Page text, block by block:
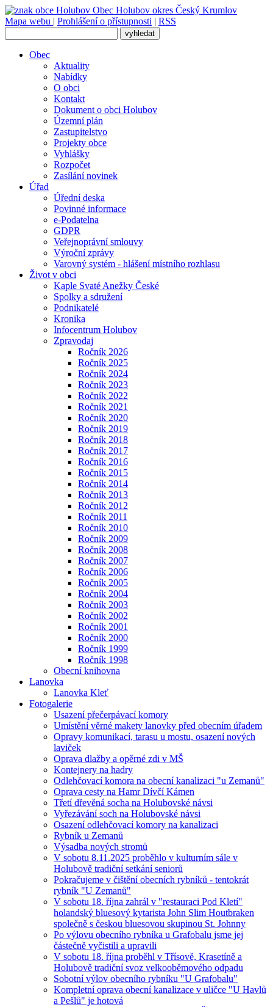
Obec Holubov okres Český Krumlov
Mapa webu | Prohlášení o přístupnosti | RSS
Obec
Aktuality
Nabídky
O obci
Kontakt
Dokument o obci Holubov
Územní plán
Zastupitelstvo
Projekty obce
Vyhlášky
Rozpočet
Zasílání novinek
Úřad
Úřední deska
Povinné informace
e-Podatelna
GDPR
Veřejnoprávní smlouvy
Výroční zprávy
Varovný systém - hlášení místního rozhlasu
Život v obci
Kaple Svaté Anežky České
Spolky a sdružení
Podnikatelé
Kronika
Infocentrum Holubov
Zpravodaj
Ročník 2026
Ročník 2025
Ročník 2024
Ročník 2023
Ročník 2022
Ročník 2021
Ročník 2020
Ročník 2019
Ročník 2018
Ročník 2017
Ročník 2016
Ročník 2015
Ročník 2014
Ročník 2013
Ročník 2012
Ročník 2011
Ročník 2010
Ročník 2009
Ročník 2008
Ročník 2007
Ročník 2006
Ročník 2005
Ročník 2004
Ročník 2003
Ročník 2002
Ročník 2001
Ročník 2000
Ročník 1999
Ročník 1998
Obecní knihovna
Lanovka
Lanovka Kleť
Fotogalerie
Usazení přečerpávací komory
Umístění věrné makety lanovky před obecním úřadem
Opravy komunikací, tarasu u mostu, osazení nových
laviček
Oprava dlažby a opěrné zdi v MŠ
Kontejnery na hadry
Odlehčovací komora na obecní kanalizaci "u Zemanů"
Oprava cesty na Hamr Dívčí Kámen
Třetí dřevěná socha na Holubovské návsi
Vyřezávání soch na Holubovské návsi
Osazení odlehčovací komory na kanalizaci
Rybník u Zemanů
Výsadba nových stromů
V sobotu 8.11.2025 proběhlo v kulturním sále v
Holubově tradiční setkání seniorů
Pokračujeme v čištění obecních rybníků - tentokrát
rybník "U Zemanů"
V sobotu 18. října zahrál v "restauraci Pod Kletí"
holandský bluesový kytarista John Slim Houtbraken
společně s českou bluesovou skupinou St. Johnny
Po výlovu obecního rybníka u Grafobalu jsme jej
částečně vyčistili a upravili
V sobotu 18. října proběhl v Třísově, Krasetíně a
Holubově tradiční svoz velkooběmového odpadu
Sobotní výlov obecního rybníku "U Grafobalu"
Kompletní oprava obecní kanalizace v uličce "U Havlů
a Pešlů" je hotová